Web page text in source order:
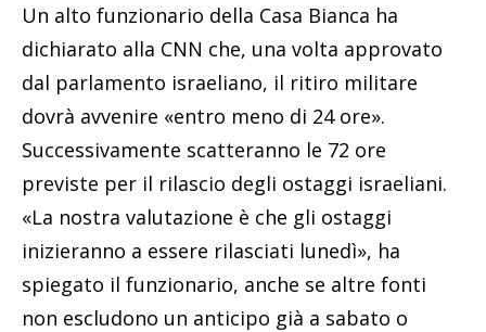
Un alto funzionario della Casa Bianca ha
dichiarato alla CNN che, una volta approvato
dal parlamento israeliano, il ritiro militare
dovrà avvenire «entro meno di 24 ore».
Successivamente scatteranno le 72 ore
previste per il rilascio degli ostaggi israeliani.
«La nostra valutazione è che gli ostaggi
inizieranno a essere rilasciati lunedì», ha
spiegato il funzionario, anche se altre fonti
non escludono un anticipo già a sabato o